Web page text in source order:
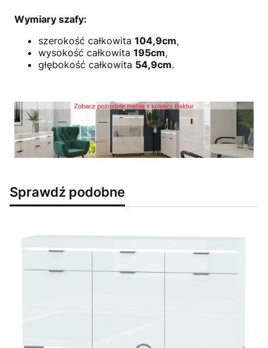
Wymiary szafy:
szerokość całkowita 104,9cm,
wysokość całkowita 195cm,
głębokość całkowita 54,9cm.
Sprawdź podobne